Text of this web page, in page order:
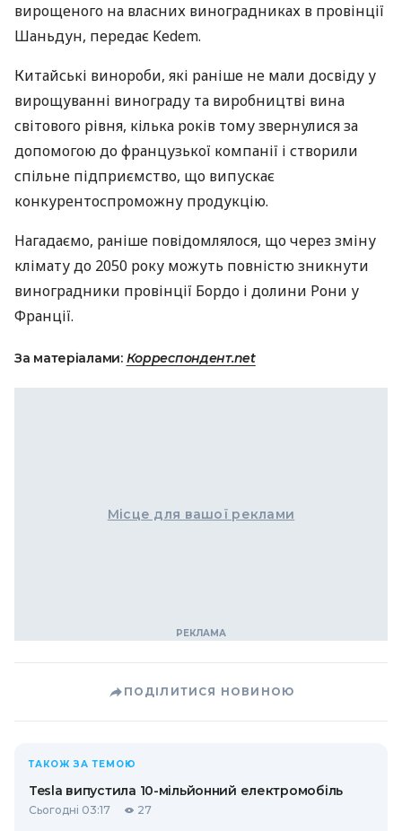
вирощеного на власних виноградниках в провінції
Шаньдун, передає Kedem.
Китайські винороби, які раніше не мали досвіду у
вирощуванні винограду та виробництві вина
світового рівня, кілька років тому звернулися за
допомогою до французької компанії і створили
спільне підприємство, що випускає
конкурентоспроможну продукцію.
Нагадаємо, раніше повідомлялося, що через зміну
клімату до 2050 року можуть повністю зникнути
виноградники провінції Бордо і долини Рони у
Франції.
За матеріалами: Корреспондент.net
Місце для вашої реклами
ПОДІЛИТИСЯ НОВИНОЮ
ТАКОЖ ЗА ТЕМОЮ
Tesla випустила 10-мільйонний електромобіль
Сьогодні 03:17 27